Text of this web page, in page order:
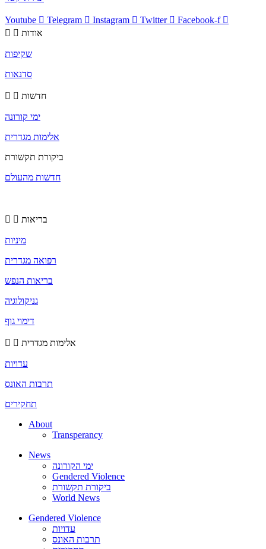
Youtube Telegram Instagram Twitter
Facebook-f
אודות
שקיפות
סדנאות
חדשות
ימי קורונה
אלימות מגדרית
ביקורת תקשורת
חדשות מהעולם
בריאות
מיניות
רפואה מגדרית
בריאות הנפש
גניקולוגיה
דימוי גוף
אלימות מגדרית
עדויות
תרבות האונס
תחקירים
About
Transperancy
News
ימי הקורונה
Gendered Violence
ביקורת תקשורת
World News
Gendered Violence
עדויות
תרבות האונס